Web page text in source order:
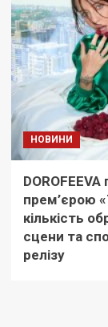
НОВИНИ
прем’єрою
кількість
сцени та
релізу